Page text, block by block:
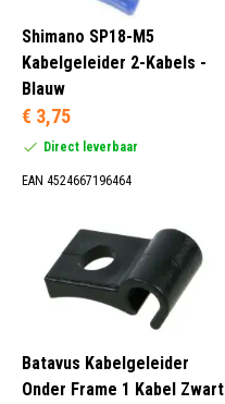
PVC (7)
5 mm (1)
6 mm (2)
8 mm (1)
10 mm (1)
Shimano SP18-M5
Kabelgeleider 2-Kabels -
Blauw
€ 3,75
Direct leverbaar
EAN 4524667196464
Batavus Kabelgeleider
Onder Frame 1 Kabel Zwart